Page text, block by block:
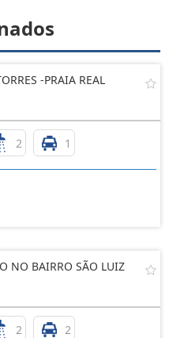
-PRAIA REAL
2 1
NO BAIRRO SÃO LUIZ
2 2